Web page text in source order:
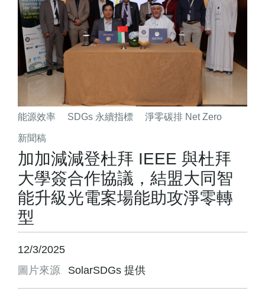
能源效率 SDGs 永續指標 淨零碳排 Net Zero
新聞稿
加加減減登杜拜 IEEE 與杜拜
大學簽合作協議，結盟大同智
能升級光電案場 能助攻淨零轉
型
12/3/2025
圖片來源
SolarSDGs 提供